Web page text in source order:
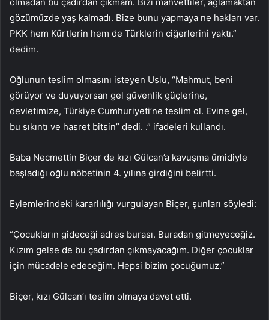
gözümüzde yaş kalmadı. Bize bunu yapmaya ne hakları var.
PKK hem Kürtlerin hem de Türklerin ciğerlerini yaktı.”
dedim.
Oğlunun teslim olmasını isteyen Uslu, “Mahmut, beni
görüyor ve duyuyorsan gel güvenlik güçlerine,
devletimize, Türkiye Cumhuriyeti’ne teslim ol. Evine gel,
bu sıkıntı ve hasret bitsin” dedi. .” ifadeleri kullandı.
Baba Necmettin Biçer de kızı Gülcan’a kavuşma ümidiyle
başladığı oğlu nöbetinin 4. yılına girdiğini belirtti.
Eylemlerindeki kararlılığı vurgulayan Biçer, şunları söyledi:
“Çocukların gideceği adres burası. Buradan gitmeyeceğiz.
Kızım gelse de bu çadırdan çıkmayacağım. Diğer çocuklar
için mücadele edeceğim. Hepsi bizim çocuğumuz.”
Biçer, kızı Gülcan’ı teslim olmaya davet etti.